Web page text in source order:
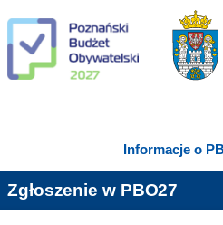
Informacje o
Zgłoszenie w PBO27